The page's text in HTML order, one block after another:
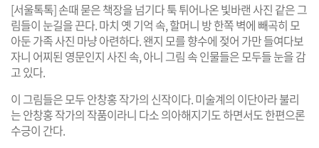
[서울톡톡] 손때 묻은 책장을 넘기다 툭 튀어나온 빛바랜 사진 같은 그
림들이 눈길을 끈다. 마치 옛 기억 속, 할머니 방 한쪽 벽에 빼곡히 모
아둔 가족 사진 마냥 아련하다. 왠지 모를 향수에 젖어 가만 들여다보
자니 어찌된 영문인지 사진 속, 아니 그림 속 인물들은 모두들 눈을 감
고 있다.
이 그림들은 모두 안창홍 작가의 신작이다. 미술계의 이단아라 불리
는 안창홍 작가의 작품이라니 다소 의아해지기도 하면서도 한편으론
수긍이 간다.